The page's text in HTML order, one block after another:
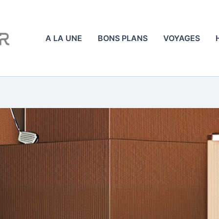
A LA UNE BONS PLANS VOYAGES